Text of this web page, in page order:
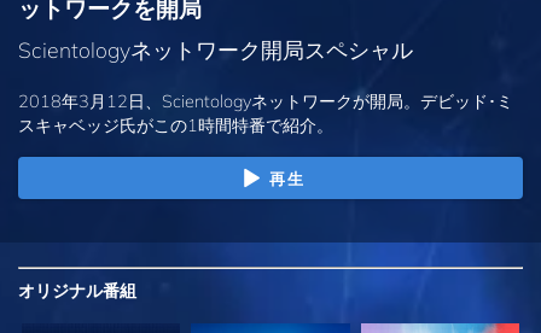
ットワークを開局
Scientologyネットワーク開局スペシャル
2018年3月12日、Scientologyネットワークが開局。デビッド･ミ
スキャベッジ氏がこの1時間特番で紹介。
再生
オリジナル番組